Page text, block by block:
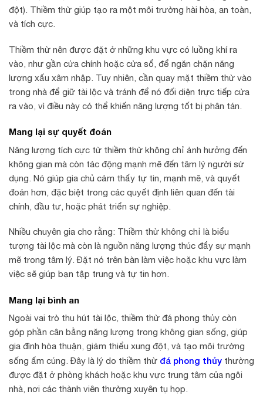
đột). Thiềm thừ giúp tạo ra một môi trường hài hòa, an toàn,
và tích cực.
Thiềm thừ nên được đặt ở những khu vực có luồng khí ra
vào, như gần cửa chính hoặc cửa sổ, để ngăn chặn năng
lượng xấu xâm nhập. Tuy nhiên, cần quay mặt thiềm thừ vào
trong nhà để giữ tài lộc và tránh để nó đối diện trực tiếp cửa
ra vào, vì điều này có thể khiến năng lượng tốt bị phân tán.
Mang lại sự quyết đoán
Năng lượng tích cực từ thiềm thừ không chỉ ảnh hưởng đến
không gian mà còn tác động mạnh mẽ đến tâm lý người sử
dụng. Nó giúp gia chủ cảm thấy tự tin, mạnh mẽ, và quyết
đoán hơn, đặc biệt trong các quyết định liên quan đến tài
chính, đầu tư, hoặc phát triển sự nghiệp.
Nhiều chuyên gia cho rằng: Thiềm thừ không chỉ là biểu
tượng tài lộc mà còn là nguồn năng lượng thúc đẩy sự mạnh
mẽ trong tâm lý. Đặt nó trên bàn làm việc hoặc khu vực làm
việc sẽ giúp bạn tập trung và tự tin hơn.
Mang lại bình an
Ngoài vai trò thu hút tài lộc, thiềm thừ đá phong thủy còn
góp phần cân bằng năng lượng trong không gian sống, giúp
gia đình hòa thuận, giảm thiểu xung đột, và tạo môi trường
sống ấm cúng. Đây là lý do thiềm thừ đá phong thủy thường
được đặt ở phòng khách hoặc khu vực trung tâm của ngôi
nhà, nơi các thành viên thường xuyên tụ họp.